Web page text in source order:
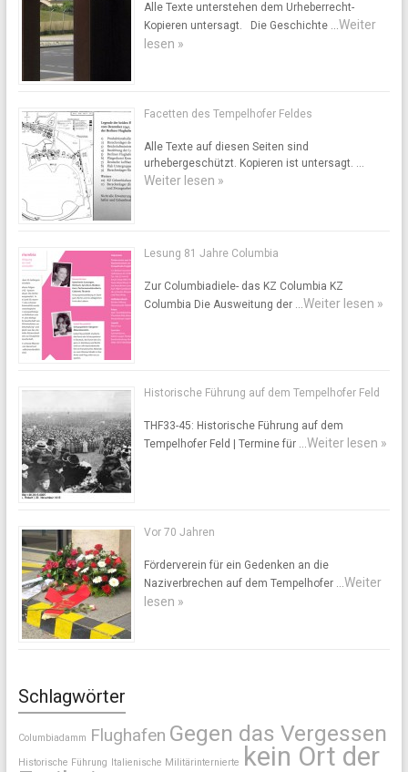
Alle Texte unterstehen dem Urheberrecht-
Kopieren untersagt. Die Geschichte …Weiter
lesen »
Facetten des Tempelhofer Feldes
Alle Texte auf diesen Seiten sind
urhebergeschützt. Kopieren ist untersagt. …
Weiter lesen »
Lesung 81 Jahre Columbia
Zur Columbiadiele- das KZ Columbia KZ
Columbia Die Ausweitung der …Weiter lesen »
Historische Führung auf dem Tempelhofer Feld
THF33-45: Historische Führung auf dem
Tempelhofer Feld | Termine für …Weiter lesen »
Vor 70 Jahren
Förderverein für ein Gedenken an die
Naziverbrechen auf dem Tempelhofer …Weiter
lesen »
Schlagwörter
Columbiadamm Flughafen Gegen das Vergessen
Historische Führung Italienische Militärinternierte kein Ort der